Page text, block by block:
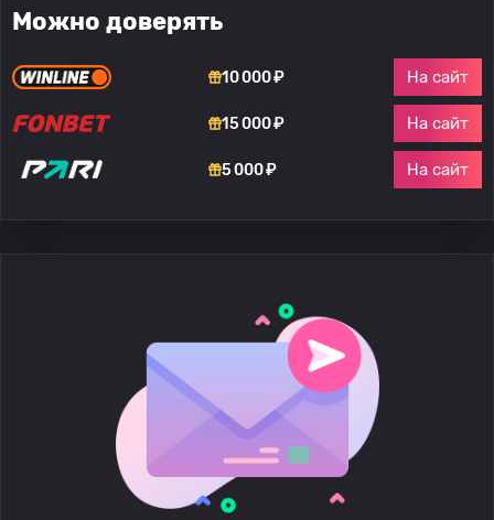
Можно доверять
10 000 ₽ На сайт
15 000 ₽ На сайт
5 000 ₽ На сайт